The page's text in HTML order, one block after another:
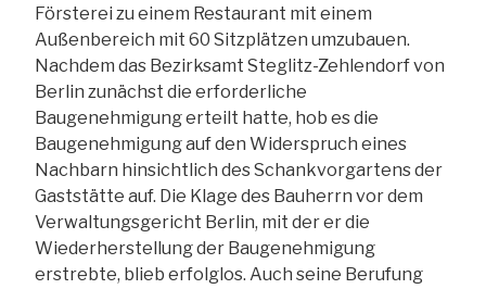
Försterei zu einem Restaurant mit einem
Außenbereich mit 60 Sitzplätzen umzubauen.
Nachdem das Bezirksamt Steglitz-Zehlendorf von
Berlin zunächst die erforderliche
Baugenehmigung erteilt hatte, hob es die
Baugenehmigung auf den Widerspruch eines
Nachbarn hinsichtlich des Schankvorgartens der
Gaststätte auf. Die Klage des Bauherrn vor dem
Verwaltungsgericht Berlin, mit der er die
Wiederherstellung der Baugenehmigung
erstrebte, blieb erfolglos. Auch seine Berufung